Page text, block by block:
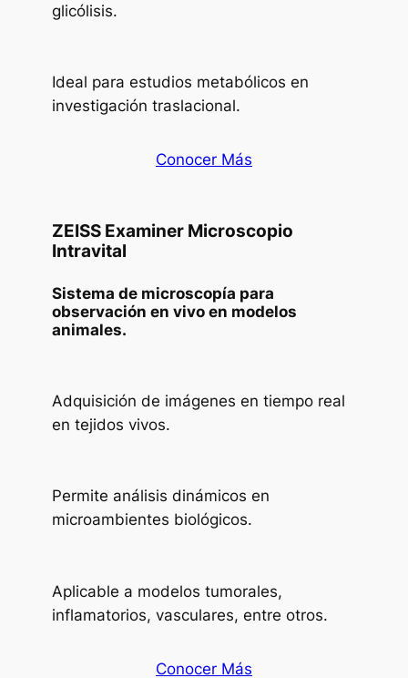
glicólisis.
Ideal para estudios metabólicos en
investigación traslacional.
Conocer Más
ZEISS Examiner Microscopio
Intravital
Sistema de microscopía para
observación en vivo en modelos
animales.
Adquisición de imágenes en tiempo real
en tejidos vivos.
Permite análisis dinámicos en
microambientes biológicos.
Aplicable a modelos tumorales,
inflamatorios, vasculares, entre otros.
Conocer Más